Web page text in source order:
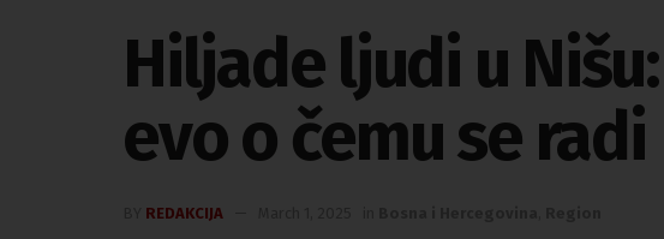
Hiljade ljudi u
evo o čemu se radi
REDAKCIJA